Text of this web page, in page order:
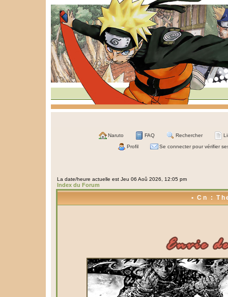
Naruto FAQ Rechercher
Profil Se connecter pour vérifier
La date/heure actuelle est Jeu 06 Aoû 2026, 12:05 pm
Index du Forum
• Cn :